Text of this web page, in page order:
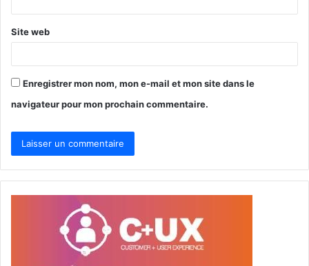
*
Site web
Enregistrer mon nom, mon e-mail et mon site dans le
navigateur pour mon prochain commentaire.